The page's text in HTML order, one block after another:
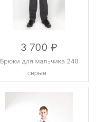
3 700
Брюки для мальчика 240
серые